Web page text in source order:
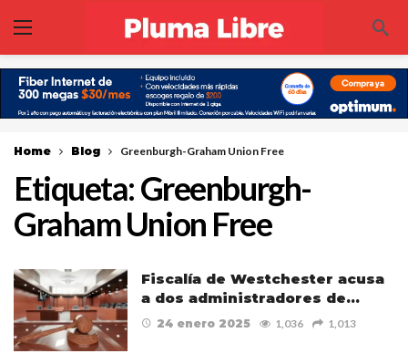
Home Blog Greenburgh-Graham Union Free
Etiqueta:Greenburgh-
Graham Union Free
Fiscalía de Westchester acusa
a dos administradores de…
24 enero 2025 1,036 1,013